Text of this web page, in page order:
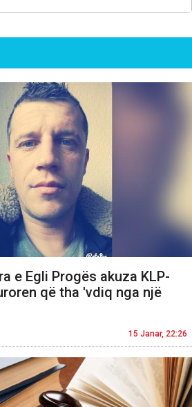
e Egli Progës akuza KLP-
që tha 'vdiq nga një
15 Janar, 22:26